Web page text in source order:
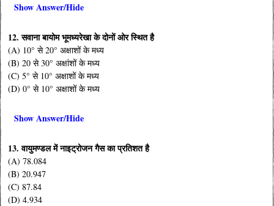
Show Answer/Hide
12. सवाना बायोम भूमध्यरेखा के दोनों ओर स्थित है
(A) 10° से 20° अक्षाशों के मध्य
(B) 20 से 30° अक्षांशों के मध्य
(C) 5° से 10° अक्षाशों के मध्य
(D) 0° से 10° अक्षाशों के मध्य
Show Answer/Hide
13. वायुमण्डल में नाइट्रोजन गैस का प्रतिशत है
(A) 78.084
(B) 20.947
(C) 87.84
(D) 4.934